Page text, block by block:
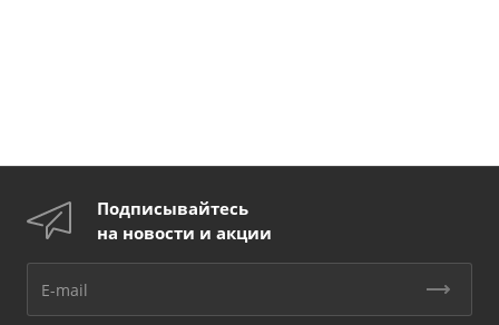
Подписывайтесь
на новости и акции